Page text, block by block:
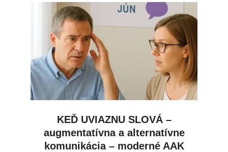
KEĎ UVIAZNU SLOVÁ –
augmentatívna a alternatívne
komunikácia – moderné AAK